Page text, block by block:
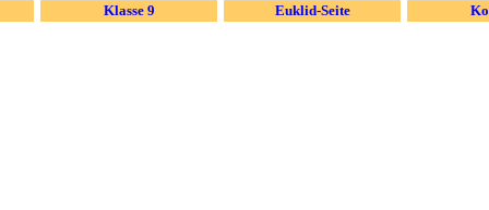
Klasse 9 Euklid-Seite